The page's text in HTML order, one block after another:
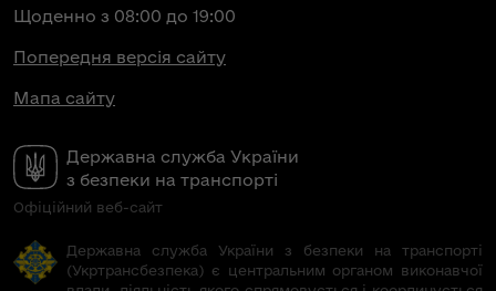
Державна служба України
з безпеки на транспорті
Офіційний веб-сайт
Щоденно з 08:00 до 19:00
Попередня версія сайту
Мапа сайту
Державна служба України з безпеки на транспорті
(Укртрансбезпека) є центральним органом виконавчої